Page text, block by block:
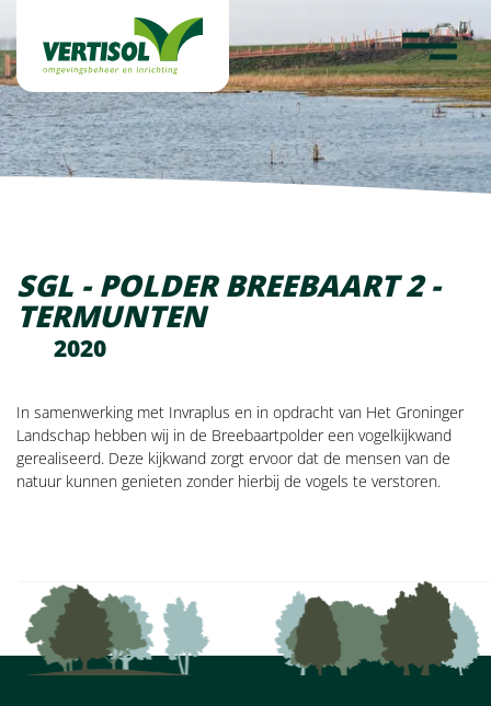
Werken bij
Projecten
Laatste nieuws
SGL - POLDER BREEBAART 2 -
TERMUNTEN
2020
In samenwerking met Invraplus en in opdracht van Het Groninger
Landschap hebben wij in de Breebaartpolder een vogelkijkwand
gerealiseerd. Deze kijkwand zorgt ervoor dat de mensen van de
natuur kunnen genieten zonder hierbij de vogels te verstoren.